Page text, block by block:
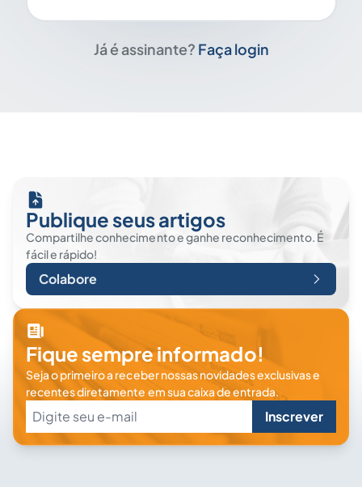
Já é assinante? Faça login
Publique seus artigos
Compartilhe conhecimento e ganhe reconhecimento. É
fácil e rápido!
Colabore
Fique sempre informado!
Seja o primeiro a receber nossas novidades exclusivas e
recentes diretamente em sua caixa de entrada.
Inscrever